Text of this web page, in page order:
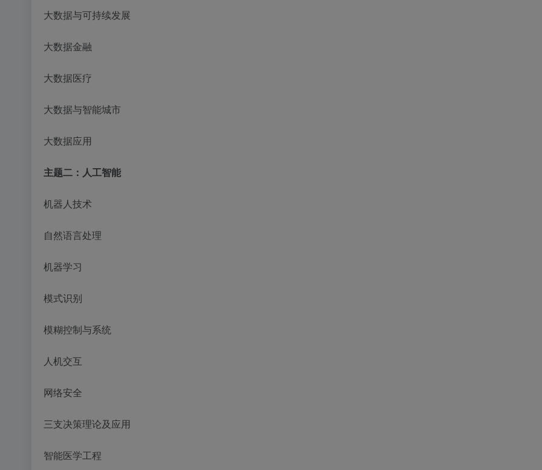
大数据与可持续发展
大数据金融
大数据医疗
大数据与智能城市
大数据应用
主题二：人工智能
机器人技术
自然语言处理
机器学习
模式识别
模糊控制与系统
人机交互
网络安全
三支决策理论及应用
智能医学工程